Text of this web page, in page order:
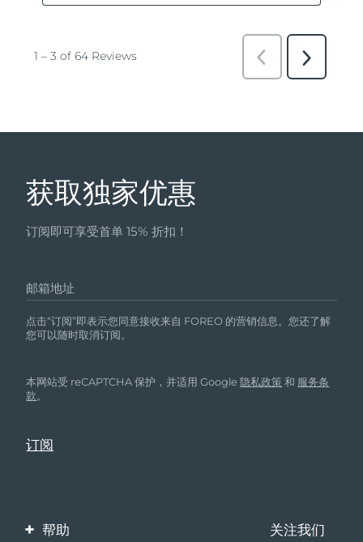
获取独家优惠
订阅即可享受首单 15% 折扣！
邮箱地址
点击“订阅”即表示您同意接收来自 FOREO 的营销信息。您还了解
您可以随时取消订阅。
本网站受 reCAPTCHA 保护，并适用 Google隐私政策 和 服务条
款。
帮助 关注我们